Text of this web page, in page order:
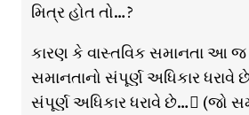
મિત્ર હોત તો…?
કારણ કે વાસ્તવિક સમાનતા આ
સમાનતાનો સંપૂર્ણ અધિકાર
સંપૂર્ણ અધિકાર ધરાવે છે… (જો